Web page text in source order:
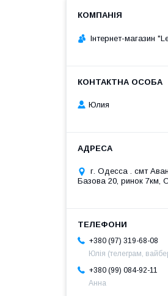
Інтернет-магазин
Юлия
г. Одесса . смт
Базова 20, ринок 7км,
+380 (97) 319-68-08
Юлія (телеграм,
+380 (99) 084-92-11
Анна